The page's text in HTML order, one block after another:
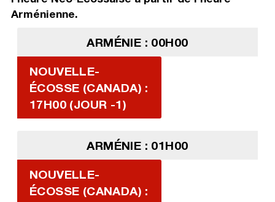
Arménienne.
ARMÉNIE : 00H00
NOUVELLE-
ÉCOSSE (CANADA) :
17H00 (JOUR -1)
ARMÉNIE : 01H00
NOUVELLE-
ÉCOSSE (CANADA) :